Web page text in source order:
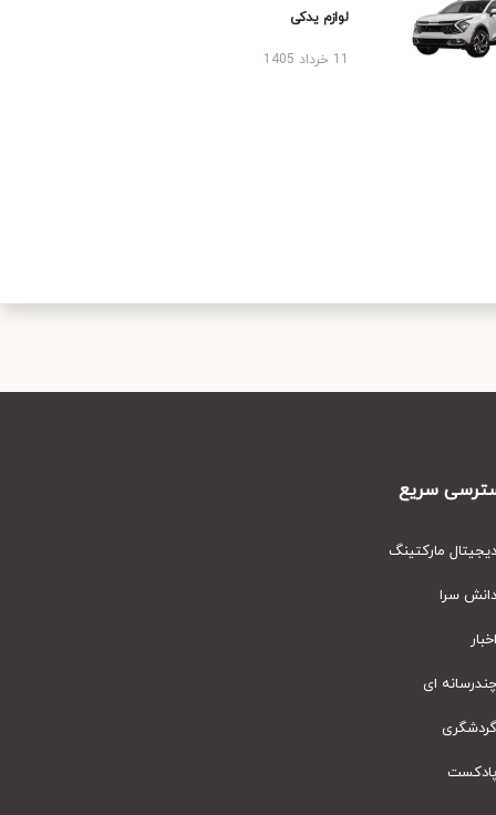
لوازم یدکی
سریع
مارکتینگ
سرا
ای